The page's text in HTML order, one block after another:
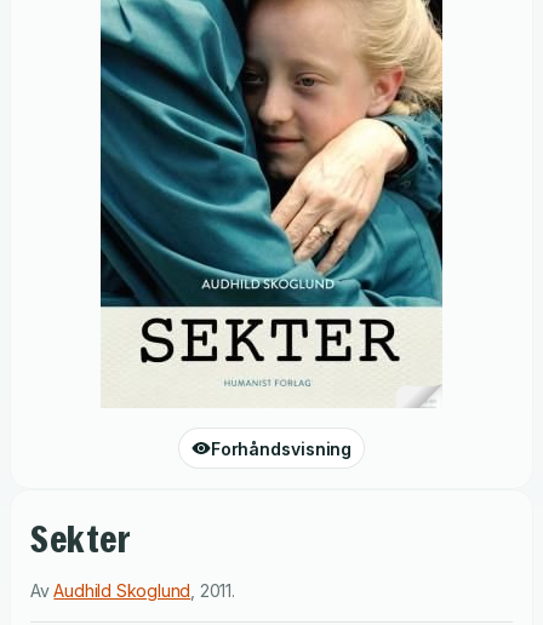
Forhåndsvisning
Sekter
AvAudhild Skoglund 2011.